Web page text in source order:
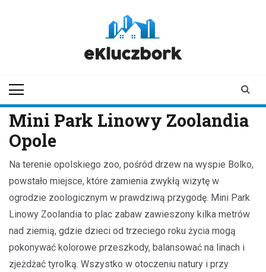
Mini Park Linowy Zoolandia
Opole
Na terenie opolskiego zoo, pośród drzew na wyspie Bolko,
powstało miejsce, które zamienia zwykłą wizytę w
ogrodzie zoologicznym w prawdziwą przygodę. Mini Park
Linowy Zoolandia to plac zabaw zawieszony kilka metrów
nad ziemią, gdzie dzieci od trzeciego roku życia mogą
pokonywać kolorowe przeszkody, balansować na linach i
zjeżdżać tyrolką. Wszystko w otoczeniu natury i przy